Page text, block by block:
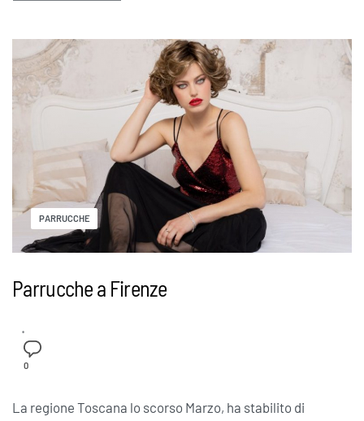
PARRUCCHE
Parrucche a Firenze
0
La regione Toscana lo scorso Marzo, ha stabilito di